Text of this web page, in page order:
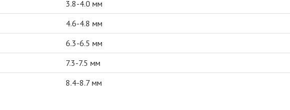
3.8-4.0 мм
4.6-4.8 мм
6.3-6.5 мм
7.3-7.5 мм
8.4-8.7 мм